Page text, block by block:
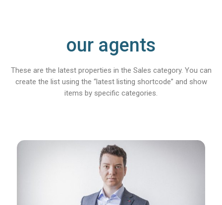
our agents
These are the latest properties in the Sales category. You can
create the list using the “latest listing shortcode” and show
items by specific categories.